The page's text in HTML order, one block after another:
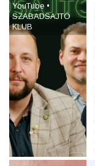
YouTube •
SZABADSAJTÓ
KLUB